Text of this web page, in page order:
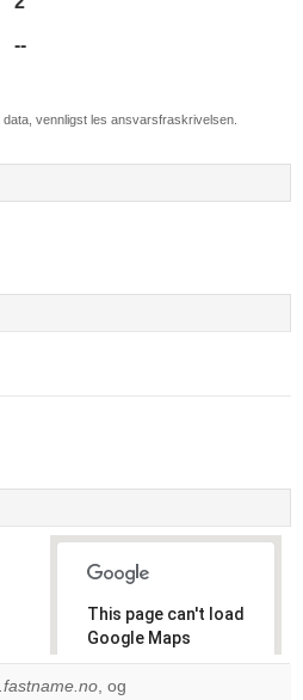
--
vennligst les ansvarsfraskrivelsen.
This page can't load
Google Maps
correctly.
, og